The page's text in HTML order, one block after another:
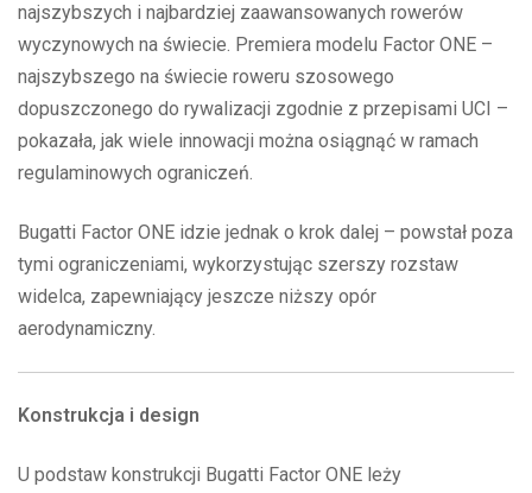
najszybszych i najbardziej zaawansowanych rowerów
wyczynowych na świecie. Premiera modelu Factor ONE –
najszybszego na świecie roweru szosowego
dopuszczonego do rywalizacji zgodnie z przepisami UCI –
pokazała, jak wiele innowacji można osiągnąć w ramach
regulaminowych ograniczeń.
Bugatti Factor ONE idzie jednak o krok dalej – powstał poza
tymi ograniczeniami, wykorzystując szerszy rozstaw
widelca, zapewniający jeszcze niższy opór
aerodynamiczny.
Konstrukcja i design
U podstaw konstrukcji Bugatti Factor ONE leży